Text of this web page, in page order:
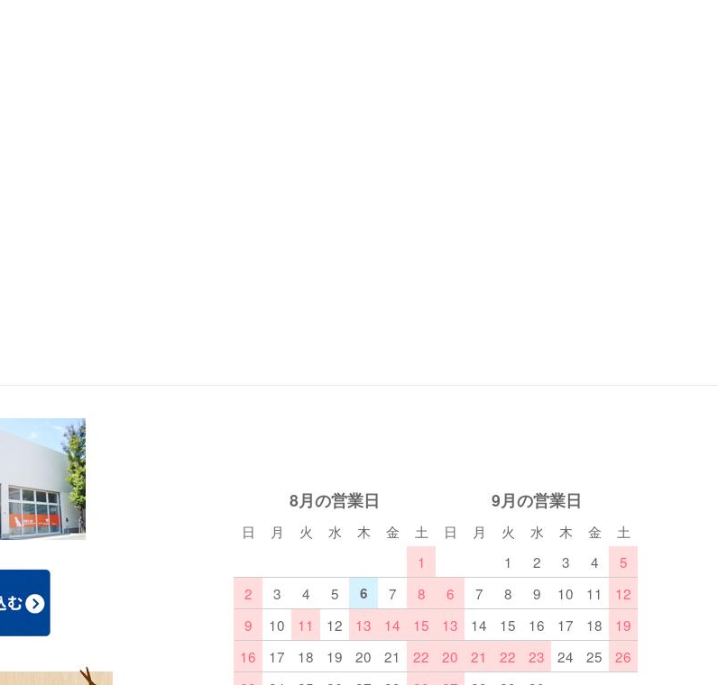
8月の営業日
日 月 火 水 木 金
土
1
2
3 4 5 6 7
8
9
10 11 12 13 14
15
16
17 18 19 20 21
22
9月の営業日
日 月 火 水 木 金
土
1
2 3 4
5
6
7 8 9 10 11
12
13
14 15 16 17 18
19
20
21 22 23 24 25
26